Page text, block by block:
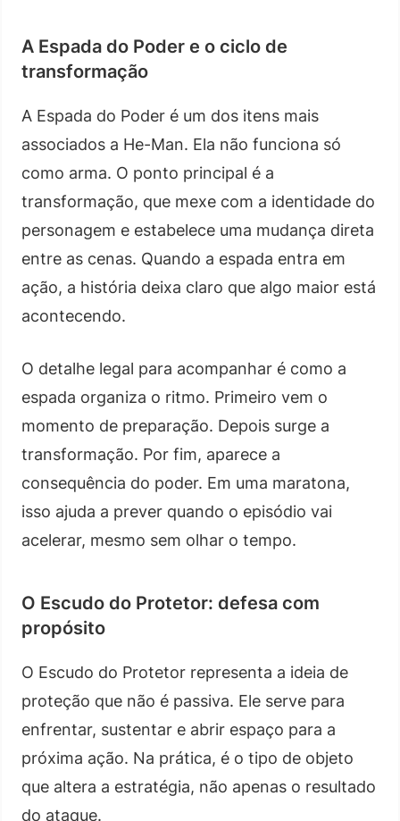
A Espada do Poder e o ciclo de
transformação
A Espada do Poder é um dos itens mais
associados a He-Man. Ela não funciona só
como arma. O ponto principal é a
transformação, que mexe com a identidade do
personagem e estabelece uma mudança direta
entre as cenas. Quando a espada entra em
ação, a história deixa claro que algo maior está
acontecendo.
O detalhe legal para acompanhar é como a
espada organiza o ritmo. Primeiro vem o
momento de preparação. Depois surge a
transformação. Por fim, aparece a
consequência do poder. Em uma maratona,
isso ajuda a prever quando o episódio vai
acelerar, mesmo sem olhar o tempo.
O Escudo do Protetor: defesa com
propósito
O Escudo do Protetor representa a ideia de
proteção que não é passiva. Ele serve para
enfrentar, sustentar e abrir espaço para a
próxima ação. Na prática, é o tipo de objeto
que altera a estratégia, não apenas o resultado
do ataque.